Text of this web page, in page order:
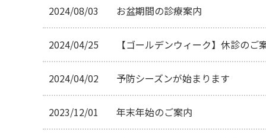
2024/08/03 お盆期間の診療案内
2024/04/25 【ゴールデンウィーク】休診のご
2024/04/02 予防シーズンが始まります
2023/12/01 年末年始のご案内